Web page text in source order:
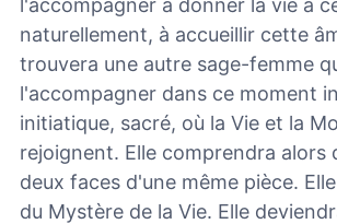
naturellement, à accueillir cette
trouvera une autre sage-femme
l'accompagner dans ce moment
initiatique, sacré, où la Vie et la
rejoignent. Elle comprendra alors
deux faces d'une même pièce.
du Mystère de la Vie. Elle